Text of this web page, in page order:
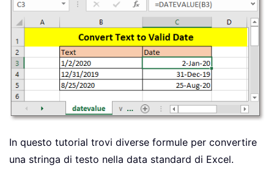
In questo tutorial trovi diverse formule per convertire
una stringa di testo nella data standard di Excel.